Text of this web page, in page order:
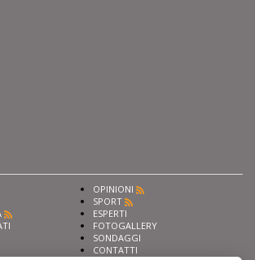
OPINIONI
SPORT
ESPERTI
FOTOGALLERY
SONDAGGI
CONTATTI